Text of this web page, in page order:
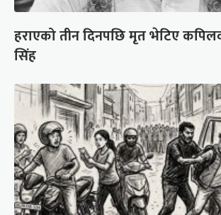
हराएको तीन दिनपछि मृत भेटिए
सिंह